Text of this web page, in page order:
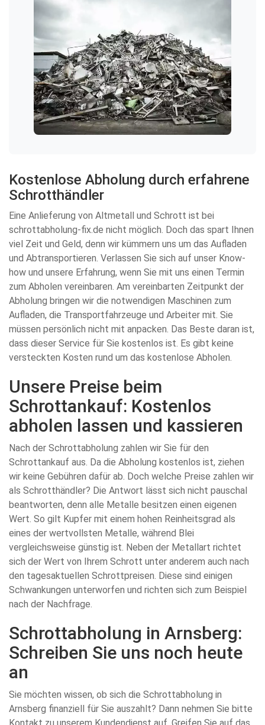
Kostenlose Abholung durch erfahrene
Schrotthändler
Eine Anlieferung von Altmetall und Schrott ist bei
schrottabholung-fix.de nicht möglich. Doch das spart Ihnen
viel Zeit und Geld, denn wir kümmern uns um das Aufladen
und Abtransportieren. Verlassen Sie sich auf unser Know-
how und unsere Erfahrung, wenn Sie mit uns einen Termin
zum Abholen vereinbaren. Am vereinbarten Zeitpunkt der
Abholung bringen wir die notwendigen Maschinen zum
Aufladen, die Transportfahrzeuge und Arbeiter mit. Sie
müssen persönlich nicht mit anpacken. Das Beste daran ist,
dass dieser Service für Sie kostenlos ist. Es gibt keine
versteckten Kosten rund um das kostenlose Abholen.
Unsere Preise beim
Schrottankauf: Kostenlos
abholen lassen und kassieren
Nach der Schrottabholung zahlen wir Sie für den
Schrottankauf aus. Da die Abholung kostenlos ist, ziehen
wir keine Gebühren dafür ab. Doch welche Preise zahlen wir
als Schrotthändler? Die Antwort lässt sich nicht pauschal
beantworten, denn alle Metalle besitzen einen eigenen
Wert. So gilt Kupfer mit einem hohen Reinheitsgrad als
eines der wertvollsten Metalle, während Blei
vergleichsweise günstig ist. Neben der Metallart richtet
sich der Wert von Ihrem Schrott unter anderem auch nach
den tagesaktuellen Schrottpreisen. Diese sind einigen
Schwankungen unterworfen und richten sich zum Beispiel
nach der Nachfrage.
Schrottabholung in Arnsberg:
Schreiben Sie uns noch heute
an
Sie möchten wissen, ob sich die Schrottabholung in
Arnsberg finanziell für Sie auszahlt? Dann nehmen Sie bitte